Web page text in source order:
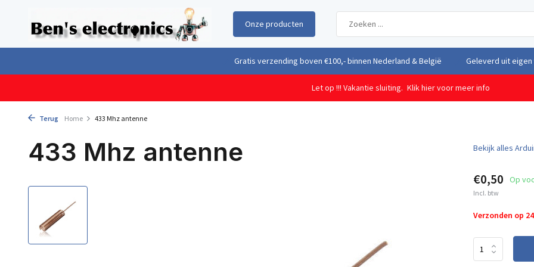
Onze producten
Geleverd uit eigen voorraad vanuit ons magazijn in Nederland Gratis
Let op !!! Vakantie sluiting. Klik hier voor meer info
Terug Home 433 Mhz antenne
433 Mhz antenne Bekijk alles
€0,50 Op
Incl. btw
Verzonden op